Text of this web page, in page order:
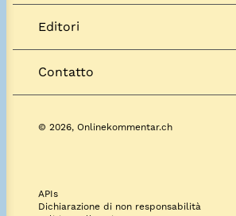
Editori
Contatto
© 2026, Onlinekommentar.ch
APIs
Dichiarazione di non responsabilità